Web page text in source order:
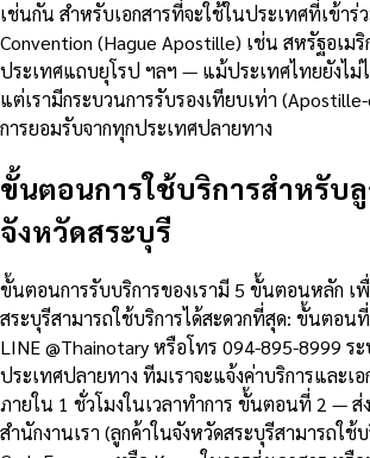
เช่นกัน สำหรับเอกสารที่จะใช้ในประเทศที่เข้าร่
Convention (Hague Apostille) เช่น สหรัฐอเม
ประเทศแถบยุโรป ฯลฯ — แม้ประเทศไทยยังไ
แต่เรามีกระบวนการรับรองเทียบเท่า
การยอมรับจากทุกประเทศปลายทาง
ขั้นตอนการใช้บริการสำหรับ
จังหวัดสระบุรี
ขั้นตอนการรับบริการของเรามี 5 ขั้นตอนหลัก เ
สระบุรีสามารถใช้บริการได้สะดวกที่สุด: ขั้นตอน
LINE @Thainotary หรือโทร 094-895-8999 ร
ประเทศปลายทาง ทีมเราจะแจ้งค่าบริการและเ
ภายใน 1 ชั่วโมงในเวลาทำการ ขั้นตอนที่ 2 —
สำนักงานเรา (ลูกค้าในจังหวัดสระบุรีสามารถใช้